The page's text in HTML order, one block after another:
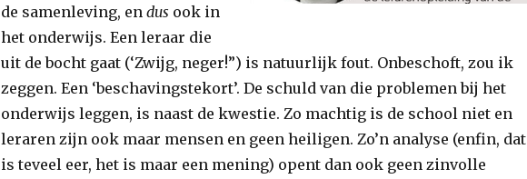
de samenleving, en dus ook in
het onderwijs. Een leraar die
uit de bocht gaat (‘Zwijg, neger!”) is natuurlijk fout. Onbeschoft, zou ik
zeggen. Een ‘beschavingstekort’. De schuld van die problemen bij het
onderwijs leggen, is naast de kwestie. Zo machtig is de school niet en
leraren zijn ook maar mensen en geen heiligen. Zo’n analyse (enfin, dat
is teveel eer, het is maar een mening) opent dan ook geen zinvolle